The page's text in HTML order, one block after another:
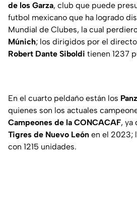
de los Garza, club que puede
futbol mexicano que ha logrado
Mundial de Clubes, la cual
Múnich; los dirigidos por el
Robert Dante Siboldi tienen 1237
En el cuarto peldaño están los
quienes son los actuales
Campeones de la CONCACAF, ya
Tigres de Nuevo León en el 2023;
con 1215 unidades.